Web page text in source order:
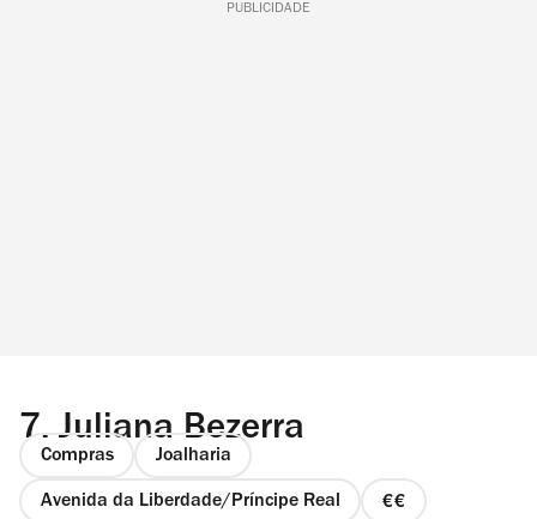
PUBLICIDADE
7. Juliana Bezerra
Compras Joalharia
Avenida da Liberdade/Príncipe Real
preço